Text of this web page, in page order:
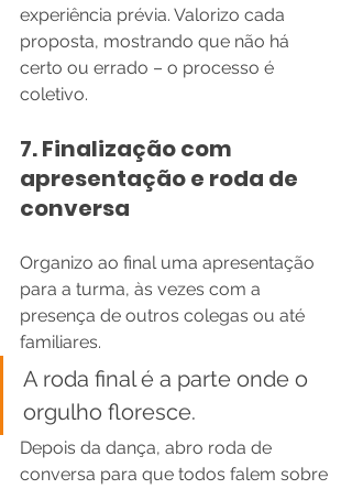
experiência prévia. Valorizo cada
proposta, mostrando que não há
certo ou errado – o processo é
coletivo.
7. Finalização com
apresentação e roda de
conversa
Organizo ao final uma apresentação
para a turma, às vezes com a
presença de outros colegas ou até
familiares.
A roda final é a parte onde o
orgulho floresce.
Depois da dança, abro roda de
conversa para que todos falem sobre